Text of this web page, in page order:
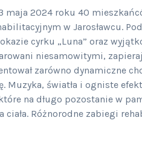
maja 2024 roku 40
w Jarosławcu.
cyrku „Luna” oraz
niesamowitymi,
zarówno dynamiczne
światła i ogniste
na długo pozostanie w
Różnorodne zabiegi